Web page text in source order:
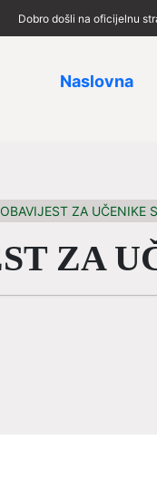
Dobro došli na oficijelnu
Naslovna
OBAVIJEST ZA UČENIKE
ZA